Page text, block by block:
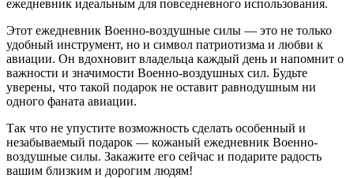
ежедневник идеальным для повседневного использования.
Этот ежедневник Военно-воздушные силы — это не только
удобный инструмент, но и символ патриотизма и любви к
авиации. Он вдохновит владельца каждый день и напомнит о
важности и значимости Военно-воздушных сил. Будьте
уверены, что такой подарок не оставит равнодушным ни
одного фаната авиации.
Так что не упустите возможность сделать особенный и
незабываемый подарок — кожаный ежедневник Военно-
воздушные силы. Закажите его сейчас и подарите радость
вашим близким и дорогим людям!